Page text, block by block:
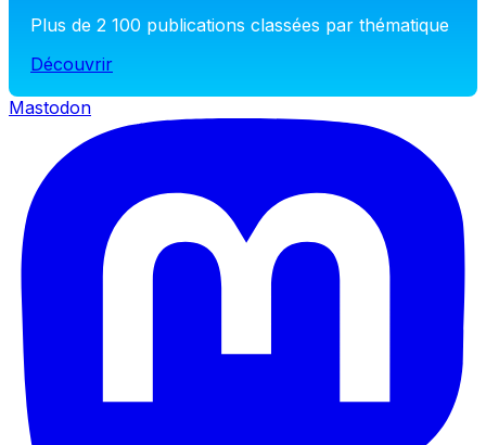
Plus de 2 100 publications classées par thématique
Découvrir
Mastodon